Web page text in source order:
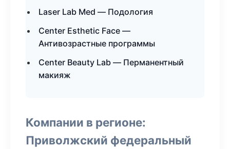
Laser Lab Med — Подология
Center Esthetic Face —
Антивозрастные программы
Center Beauty Lab — Перманентный
макияж
Компании в регионе:
Приволжский федеральный